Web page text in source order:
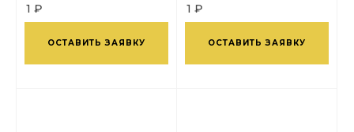
1 ₽
ОСТАВИТЬ ЗАЯВКУ
1 ₽
ОСТАВИТЬ ЗАЯВКУ